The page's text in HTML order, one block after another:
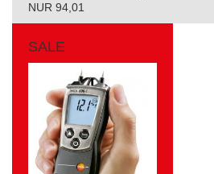
NUR 94,01
SALE